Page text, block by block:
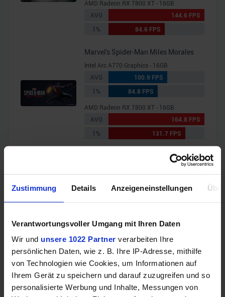
Zustimmung Details Anzeigeneinstellungen
Verantwortungsvoller Umgang mit Ihren Daten
Wir und unsere 1022 Partner verarbeiten Ihre
persönlichen Daten, wie z. B. Ihre IP-Adresse, mithilfe
von Technologien wie Cookies, um Informationen auf
Ihrem Gerät zu speichern und darauf zuzugreifen und so
personalisierte Werbung und Inhalte, Messungen von
AMD Radeon RX 7800 XT - 16GB
AVG
144.6 FPS
1%
84.6 FPS
Marvel's Spider-Man Miles Morales
Intel Arc A770 Graphics - 16GB
AVG
100.9 FPS
1%
84.8 FPS
AMD Radeon RX 7800 XT - 16GB
AVG
164.8 FPS
1%
131.7 FPS
AVG
67.8 FPS
1%
44.4 FPS
Shadow of the Tomb Raider
Intel Arc A770 Graphics - 16GB
AVG
116.6 FPS